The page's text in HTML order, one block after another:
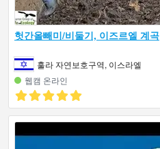
헛간올빼미/비둘기, 이즈르엘 계곡
훌라 자연보호구역, 이스라엘
웹캠 온라인